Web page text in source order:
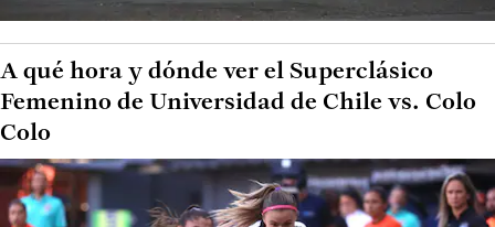
A qué hora y dónde ver el Superclásico
Femenino de Universidad de Chile vs. Colo
Colo